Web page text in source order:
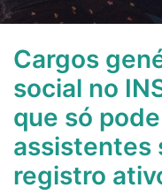
Cargos
social no
que só
assistentes
registro